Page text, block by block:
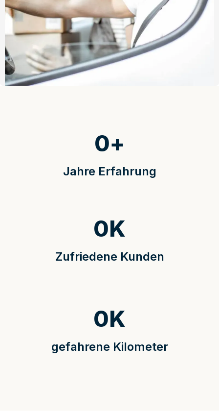
Jahre Erfahrung
0+
Zufriedene Kunden
0K
gefahrene Kilometer
0K